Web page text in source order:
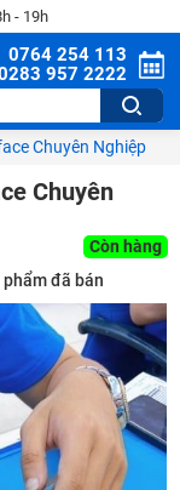
- 19h
0764 254 113
957 2222
Chuyên Nghiệp
Chuyên
Còn hàng
đã bán